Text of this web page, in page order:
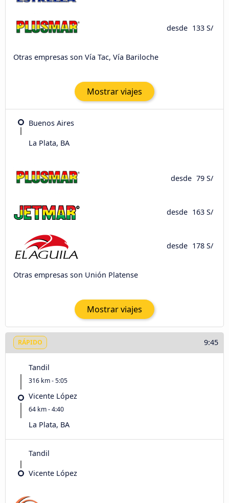
desde 133 S/
Otras empresas son Vía Tac, Vía Bariloche
Mostrar viajes
Buenos Aires
La Plata, BA
desde 79 S/
desde 163 S/
desde 178 S/
Otras empresas son Unión Platense
Mostrar viajes
RÁPIDO 9:45
Tandil
316 km - 5:05
Vicente López
64 km - 4:40
La Plata, BA
Tandil
Vicente López